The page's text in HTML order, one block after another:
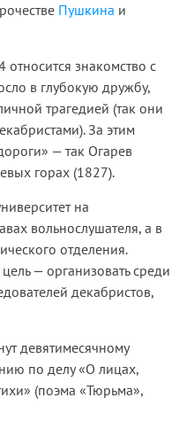
Пушкина и
знакомство с
в глубокую дружбу,
трагедией (так они
За этим
— так Огарев
горах (1827).
на
вольнослушателя, а в
отделения.
— организовать среди
декабристов,
девятимесячному
по делу «О лицах,
(поэма «Тюрьма»,